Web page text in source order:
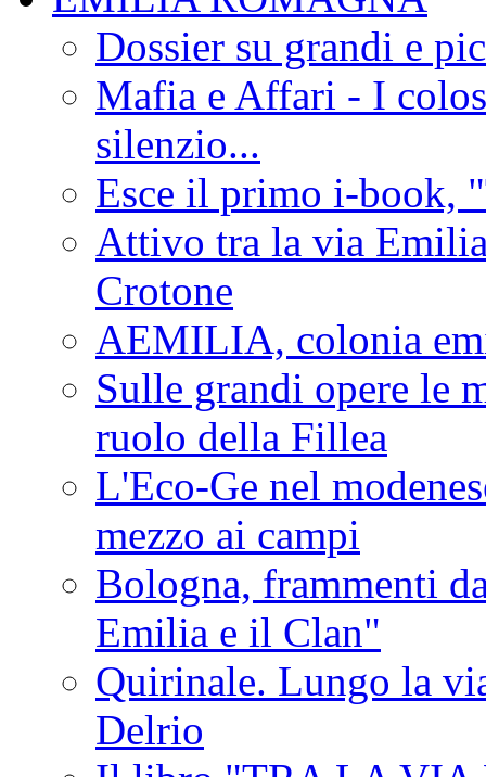
Dossier su grandi e
Mafia e Affari - I
silenzio...
Esce il primo i-book,
Attivo tra la via
Crotone
AEMILIA, colonia
Sulle grandi opere le
ruolo della Fillea
L'Eco-Ge nel
mezzo ai campi
Bologna, frammenti
Emilia e il Clan"
Quirinale. Lungo la
Delrio